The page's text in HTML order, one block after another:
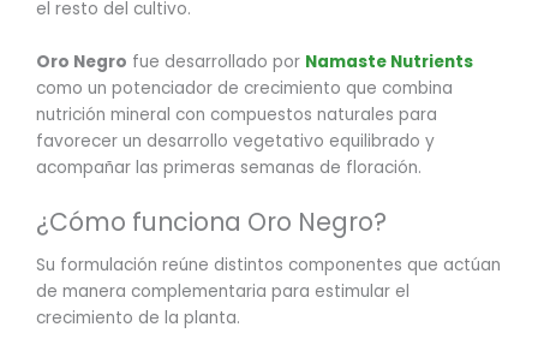
el resto del cultivo.
Oro Negro fue desarrollado por Namaste Nutrients
como un potenciador de crecimiento que combina
nutrición mineral con compuestos naturales para
favorecer un desarrollo vegetativo equilibrado y
acompañar las primeras semanas de floración.
¿Cómo funciona Oro Negro?
Su formulación reúne distintos componentes que actúan
de manera complementaria para estimular el
crecimiento de la planta.